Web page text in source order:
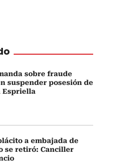
sobre fraude
suspender posesión de
Espriella
a embajada de
se retiró: Canciller